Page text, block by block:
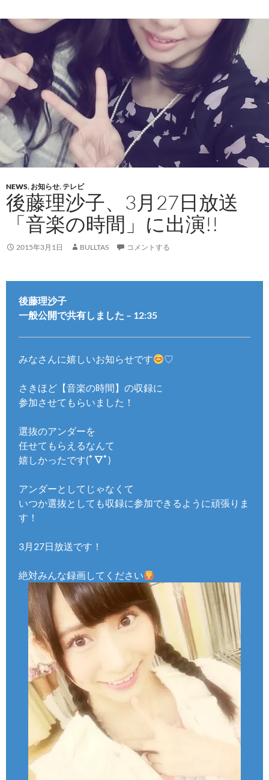
NEWS, お知らせ,テレビ
後藤理沙子、3月27日放送
「音楽の時間」に出演!!
2015年3月1日 BULLTAS コメントする
後藤理沙子
一般公開で共有しました – 12:35
みなさんに嬉しいお知らせです ♡
さきほど【音楽の時間】の収録に
参加させてもらいました！
選抜のアンダーを
任せてもらえるなんて
嬉しかったです(ﾟ▽ﾟ)
アンダーとしてじゃなくて
いつか選抜としても収録に参加できるように頑張りま
す！
3月27日放送です！
絶対みんな録画してください